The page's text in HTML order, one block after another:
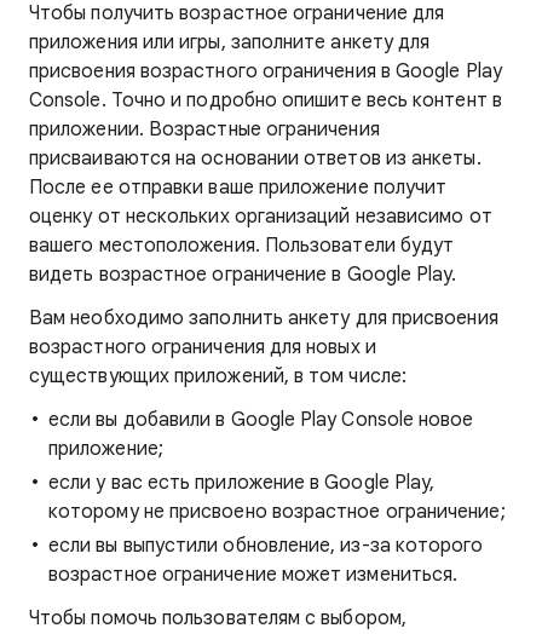
Чтобы получить возрастное ограничение для
приложения или игры, заполните анкету для
присвоения возрастного ограничения в Google Play
Console. Точно и подробно опишите весь контент в
приложении. Возрастные ограничения
присваиваются на основании ответов из анкеты.
После ее отправки ваше приложение получит
оценку от нескольких организаций независимо от
вашего местоположения. Пользователи будут
видеть возрастное ограничение в Google Play.
Вам необходимо заполнить анкету для присвоения
возрастного ограничения для новых и
существующих приложений, в том числе:
если вы добавили в Google Play Console новое
приложение;
если у вас есть приложение в Google Play,
которому не присвоено возрастное ограничение;
если вы выпустили обновление, из-за которого
возрастное ограничение может измениться.
Чтобы помочь пользователям с выбором,